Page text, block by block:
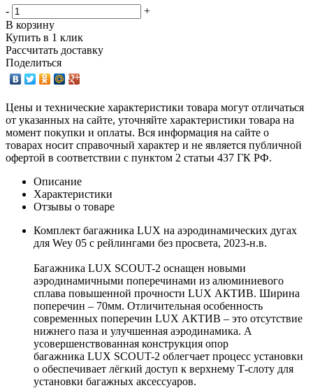
-
+
В корзину
Купить в 1 клик
Рассчитать доставку
Поделиться
Цены и технические характеристики товара могут отличаться
от указанных на сайте, уточняйте характеристики товара на
момент покупки и оплаты. Вся информация на сайте о
товарах носит справочный характер и не является публичной
офертой в соответствии с пунктом 2 статьи 437 ГК РФ.
Описание
Характеристики
Отзывы о товаре
Комплект багажника LUX на аэродинамических дугах
для Wey 05 с рейлингами без просвета, 2023-н.в.
Багажника LUX SCOUT-2 оснащен новыми
аэродинамичными поперечинами из алюминиевого
сплава повышенной прочности LUX АКТИВ. Ширина
поперечин – 70мм. Отличительная особенность
современных поперечин LUX АКТИВ – это отсутствие
нижнего паза и улучшенная аэродинамика. А
усовершенствованная конструкция опор
багажника LUX SCOUT-2 облегчает процесс установки
о обеспечивает лёгкий доступ к верхнему Т-слоту для
установки багажных аксессуаров.